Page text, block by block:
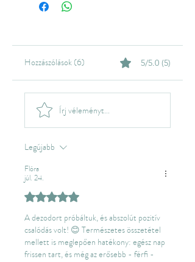
Hozzászólások (6) 5/5.0 (5)
Írj véleményt...
Legújabb
Flóra
júl. 24.
5 csillagot kapott az 5-ből.
A dezodort próbáltuk, és abszolút pozitív
csalódás volt! 😊 Természetes összetétel
mellett is meglepően hatékony: egész nap
frissen tart, és még az erősebb - férfi -